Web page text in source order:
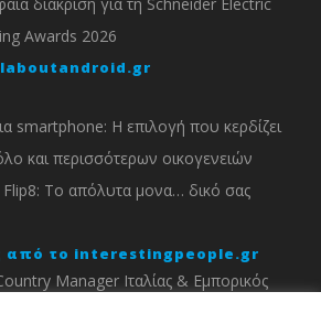
Awards 2026
smartphone: Η επιλογή που κερδίζει
και περισσότερων οικογενειών
Το απόλυτα μονα… δικό σας
από το interestingpeople.gr
Manager Ιταλίας & Εμπορικός